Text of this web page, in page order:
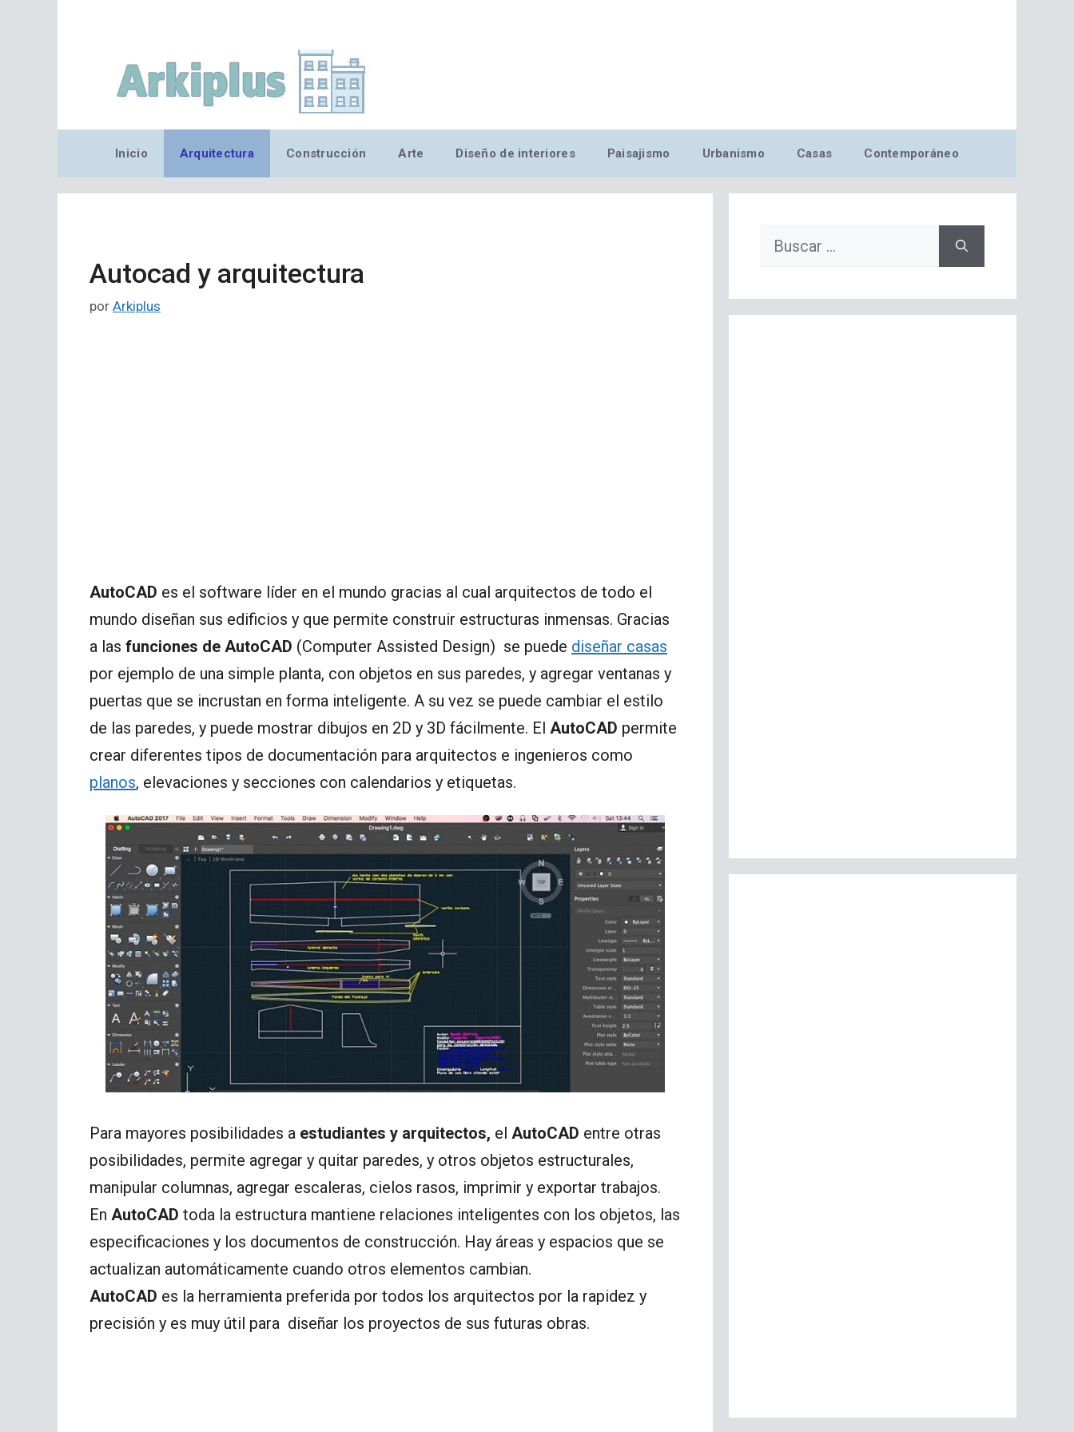
Inicio Arquitectura Construcción Arte Diseño de interiores Paisajismo Urbanismo Casas Contemporáneo
Autocad y arquitectura
por Arkiplus
AutoCAD es el software líder en el mundo gracias al cual arquitectos de todo el
mundo diseñan sus edificios y que permite construir estructuras inmensas. Gracias
a las funciones de AutoCAD (Computer Assisted Design) se puede diseñar casas
por ejemplo de una simple planta, con objetos en sus paredes, y agregar ventanas y
puertas que se incrustan en forma inteligente. A su vez se puede cambiar el estilo
de las paredes, y puede mostrar dibujos en 2D y 3D fácilmente. El AutoCAD permite
crear diferentes tipos de documentación para arquitectos e ingenieros como
planos, elevaciones y secciones con calendarios y etiquetas.
Para mayores posibilidades a estudiantes y arquitectos, el AutoCAD entre otras
posibilidades, permite agregar y quitar paredes, y otros objetos estructurales,
manipular columnas, agregar escaleras, cielos rasos, imprimir y exportar trabajos.
En AutoCAD toda la estructura mantiene relaciones inteligentes con los objetos, las
especificaciones y los documentos de construcción. Hay áreas y espacios que se
actualizan automáticamente cuando otros elementos cambian.
AutoCAD es la herramienta preferida por todos los arquitectos por la rapidez y
precisión y es muy útil para diseñar los proyectos de sus futuras obras.
Buscar: